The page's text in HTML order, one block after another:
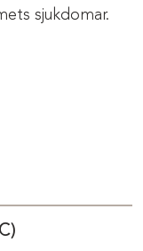
sjukdomar.